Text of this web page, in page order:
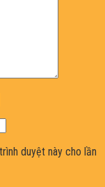
duyệt này cho lần